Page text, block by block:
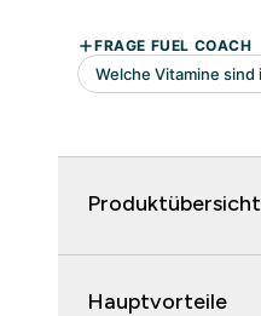
Produktübersicht
Hauptvorteile